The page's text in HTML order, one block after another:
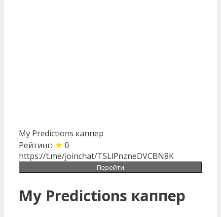
My Predictions каппер
Рейтинг: ★ 0
https://t.me/joinchat/TSLlPnzneDVCBN8K
Перейти
My Predictions каппер